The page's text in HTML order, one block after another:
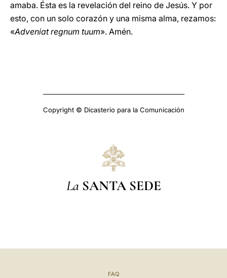
amaba. Ésta es la revelación del reino de Jesús. Y por
esto, con un solo corazón y una misma alma, rezamos:
«Adveniat regnum tuum». Amén.
Copyright © Dicasterio para la Comunicación
La SANTA SEDE
FAQ